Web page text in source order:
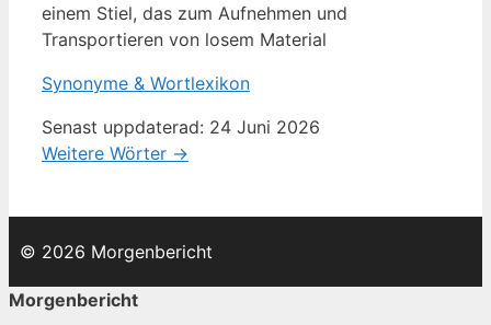
einem Stiel, das zum Aufnehmen und
Transportieren von losem Material
Synonyme & Wortlexikon
Senast uppdaterad: 24 Juni 2026
Weitere Wörter →
© 2026 Morgenbericht
Morgenbericht